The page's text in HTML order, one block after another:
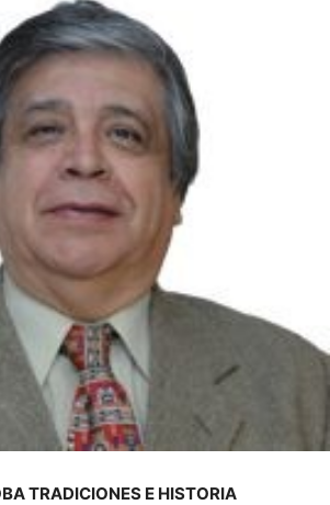
TRADICIONES E HISTORIA